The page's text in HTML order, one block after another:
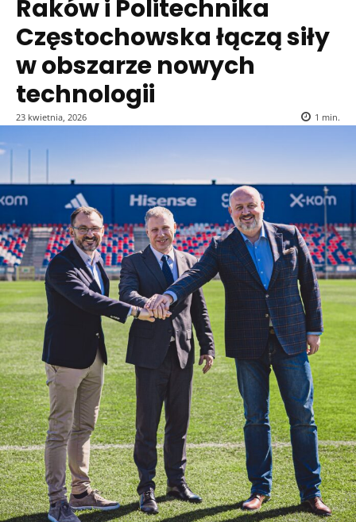
Raków i Politechnika
Częstochowska łączą siły
w obszarze nowych
technologii
23 kwietnia, 2026 1 min.